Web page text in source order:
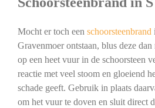
Mocht er toch een schoorsteenbrand
Gravenmoer ontstaan, blus deze
op een heet vuur in de schoorsteen
reactie met veel stoom en gloeiend
schade geeft. Gebruik in plaats
om het vuur te doven en sluit direct